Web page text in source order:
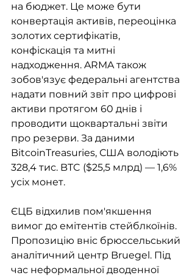
на бюджет. Це може бути
конвертація активів, переоцінка
золотих сертифікатів,
конфіскація та митні
надходження. ARMA також
зобов'язує федеральні агентства
надати повний звіт про цифрові
активи протягом 60 днів і
проводити щоквартальні звіти
про резерви. За даними
BitcoinTreasuries, США володіють
328,4 тис. BTC ($25,5 млрд) — 1,6%
усіх монет.
ЄЦБ відхилив пом'якшення
вимог до емітентів стейблкоїнів.
Пропозицію вніс брюссельський
аналітичний центр Bruegel. Під
час неформальної дводенної